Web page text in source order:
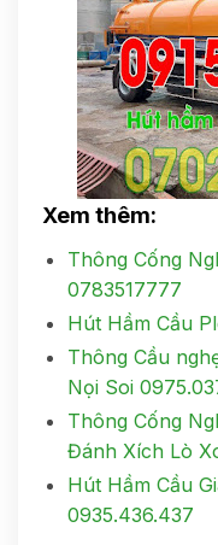
Xem thêm:
Thông Cống
0783517777
Hút Hầm Cầu
Thông Cầu
Nọi Soi
Thông Cống
Đánh Xích Lò
Hút Hầm Cầu
0935.436.437